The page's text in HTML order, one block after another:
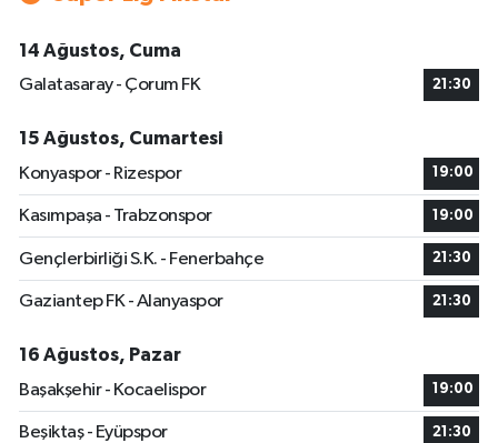
14 Ağustos, Cuma
Galatasaray - Çorum FK
21:30
15 Ağustos, Cumartesi
Konyaspor - Rizespor
19:00
Kasımpaşa - Trabzonspor 19:00
Gençlerbirliği S.K. - Fenerbahçe 21:30
Gaziantep FK - Alanyaspor 21:30
16 Ağustos, Pazar
Başakşehir - Kocaelispor
19:00
Beşiktaş - Eyüpspor 21:30